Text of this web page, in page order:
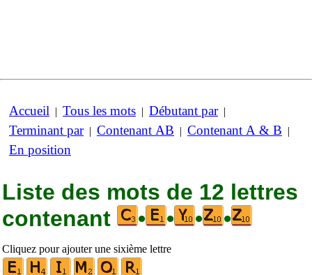
Accueil | Tous les mots | Débutant par|
Terminant par| Contenant AB | Contenant A & B |
En position
Liste des mots de 12 lettres
contenant
• • • •
Cliquez pour ajouter une sixième lettre